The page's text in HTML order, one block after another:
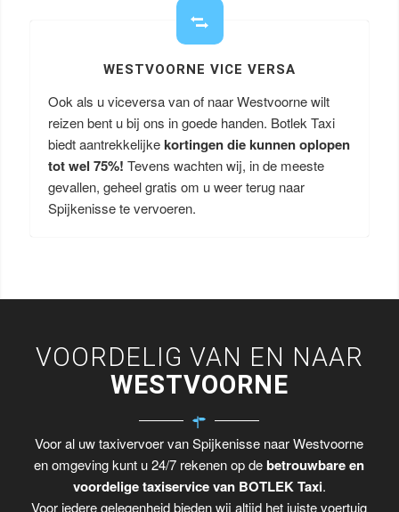
WESTVOORNE VICE VERSA
Ook als u viceversa van of naar Westvoorne wilt
reizen bent u bij ons in goede handen. Botlek Taxi
biedt aantrekkelijkekortingen die kunnen oplopen
tot wel 75%! Tevens wachten wij, in de meeste
gevallen, geheel gratis om u weer terug naar
Spijkenisse te vervoeren.
VOORDELIG VAN EN NAAR
WESTVOORNE
Voor al uw taxivervoer van Spijkenisse naar Westvoorne
en omgeving kunt u 24/7 rekenen op debetrouwbare en
voordelige taxiservice van BOTLEK Taxi.
Voor iedere gelegenheid bieden wij altijd het juiste voertuig